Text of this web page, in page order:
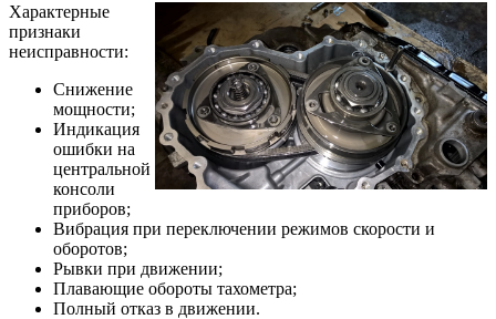
Характерные
признаки
неисправности:
Снижение
мощности;
Индикация
ошибки на
центральной
консоли
приборов;
Вибрация при переключении режимов скорости и
оборотов;
Рывки при движении;
Плавающие обороты тахометра;
Полный отказ в движении.